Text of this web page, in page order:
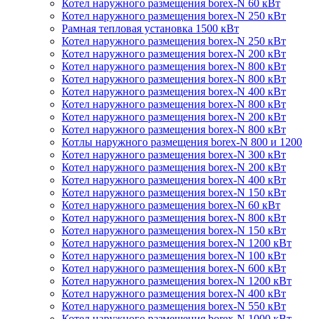
Котел наружного размещения borex-N 60 кВт
Котел наружного размещения borex-N 250 кВт
Рамная тепловая установка 1500 кВт
Котел наружного размещения borex-N 250 кВт
Котел наружного размещения borex-N 200 кВт
Котел наружного размещения borex-N 800 кВт
Котел наружного размещения borex-N 800 кВт
Котел наружного размещения borex-N 400 кВт
Котел наружного размещения borex-N 800 кВт
Котел наружного размещения borex-N 200 кВт
Котел наружного размещения borex-N 800 кВт
Котлы наружного размещения borex-N 800 и 1200
Котел наружного размещения borex-N 300 кВт
Котел наружного размещения borex-N 200 кВт
Котел наружного размещения borex-N 400 кВт
Котел наружного размещения borex-N 150 кВт
Котел наружного размещения borex-N 60 кВт
Котел наружного размещения borex-N 800 кВт
Котел наружного размещения borex-N 150 кВт
Котел наружного размещения borex-N 1200 кВт
Котел наружного размещения borex-N 100 кВт
Котел наружного размещения borex-N 600 кВт
Котел наружного размещения borex-N 1200 кВт
Котел наружного размещения borex-N 400 кВт
Котел наружного размещения borex-N 550 кВт